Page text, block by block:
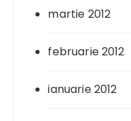
martie 2012
februarie 2012
ianuarie 2012